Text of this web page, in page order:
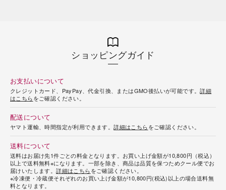
ショッピングガイド
お支払いについて
クレジットカード、PayPay、代金引換、またはGMO後払いが可能です。詳細
はこちらをご確認ください。
配送について
ヤマト運輸、時間指定が利用できます。詳細はこちらをご確認ください。
送料について
送料はお届け先1件ごとの料金となります。お買い上げ金額が10,800円（税込）
以上で送料無料※になります。一部を除き、商品は品質を保つためクール便でお
届けいたします。詳細はこちらをご確認ください。
※冷凍便・冷蔵便それぞれのお買い上げ金額が10,800円(税込)以上の場合送料無
料となります。